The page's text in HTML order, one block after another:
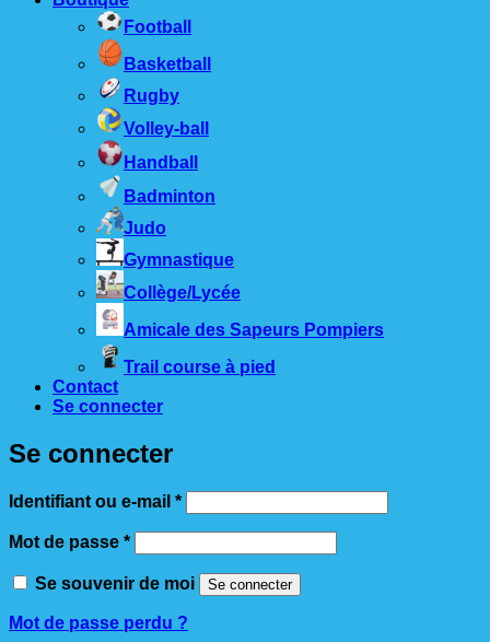
Football
Basketball
Rugby
Volley-ball
Handball
Badminton
Judo
Gymnastique
Collège/Lycée
Amicale des Sapeurs Pompiers
Trail course à pied
Contact
Se connecter
Se connecter
Identifiant ou e-mail *Obligatoire
Mot de passe *Obligatoire
Se souvenir de moi Se connecter
Mot de passe perdu ?